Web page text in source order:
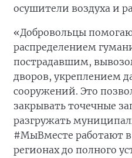
осушители воздуха и
«Добровольцы
распределением
пострадавшим,
дворов, укреплением
сооружений. Это
закрывать точечные
разгружать
#МыВместе работают
регионах до полного